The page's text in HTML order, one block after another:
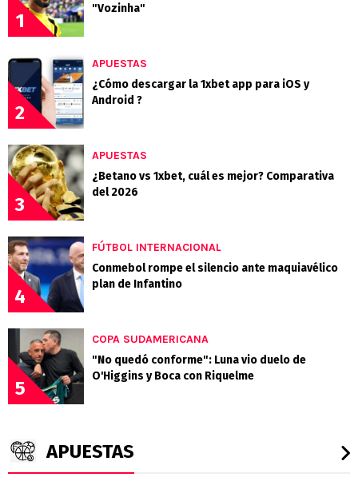
1
"Vozinha"
2
APUESTAS
¿Cómo descargar la 1xbet app para iOS y
Android ?
3
APUESTAS
¿Betano vs 1xbet, cuál es mejor? Comparativa
del 2026
4
FÚTBOL INTERNACIONAL
Conmebol rompe el silencio ante maquiavélico
plan de Infantino
5
COPA SUDAMERICANA
"No quedó conforme": Luna vio duelo de
O'Higgins y Boca con Riquelme
APUESTAS